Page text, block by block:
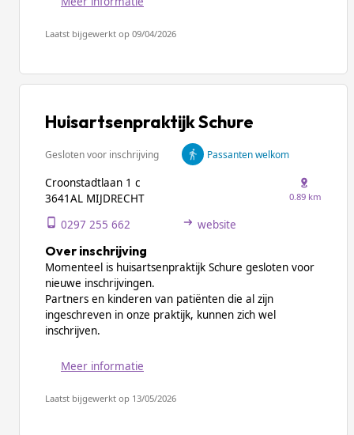
Laatst bijgewerkt op 09/04/2026
Huisartsenpraktijk Schure
Gesloten voor inschrijving Passanten welkom
Croonstadtlaan 1 c
3641AL MIJDRECHT
0.89 km
0297 255 662 website
Over inschrijving
Momenteel is huisartsenpraktijk Schure gesloten voor
nieuwe inschrijvingen.
Partners en kinderen van patiënten die al zijn
ingeschreven in onze praktijk, kunnen zich wel
inschrijven.
Meer informatie
Laatst bijgewerkt op 13/05/2026